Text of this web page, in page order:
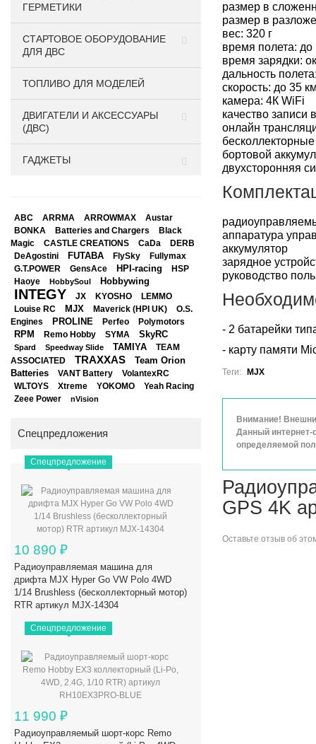
ГЕРМЕТИКИ
СТАРТОВОЕ ОБОРУДОВАНИЕ
ДЛЯ ДВС
ТОПЛИВО ДЛЯ МОДЕЛЕЙ
ДВИГАТЕЛИ И АКСЕССУАРЫ
(ДВС)
ГАДЖЕТЫ
ABC ARRMA ARROWMAX Austar
BONKA Batteries and Chargers
Black
Magic
CASTLE CREATIONS CaDa DERB
DeAgostini FUTABA FlySky Fullymax
G.T.POWER GensAce HPI-racing
HSP
Haoye
HobbySoul Hobbywing
INTEGY JX KYOSHO
LEMMO
Louise RC
MJX Maverick (HPI UK)
O.S.
Engines
PROLINE Perfeo Polymotors
RPM Remo Hobby SYMA SkyRC
Spard Speedway Slide TAMIYA
TEAM
ASSOCIATED
TRAXXAS
Team Orion
Batteries
VANT Battery VolantexRC
WLTOYS Xtreme YOKOMO Yeah Racing
Zeee Power nVision
Спецпредложения
Спецпредложение
10 890 ₽
Радиоуправляемая машина для
дрифта MJX Hyper Go VW Polo 4WD
1/14 Brushless (бесколлекторный мотор)
RTR артикул MJX-14304
Спецпредложение
11 990 ₽
Радиоуправляемый шорт-корс Remo
размер в
размер в
вес: 320 г
время полета: до
время зарядки:
дальность
скорость: до 35
камера: 4К WiFi
качество записи
онлайн
бортовой
двухсторонняя
аппаратура
аккумулятор
зарядное
руководство
- 2 батарейки
- карту памяти
Теги: MJX
Внимание!
Данный интернет-
определяемой
GPS 4K
Оставьте отзыв об